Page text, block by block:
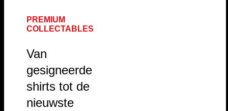
PREMIUM
COLLECTABLES
Van
gesigneerde
shirts tot de
nieuwste